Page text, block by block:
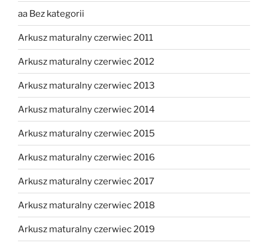
aa Bez kategorii
Arkusz maturalny czerwiec 2011
Arkusz maturalny czerwiec 2012
Arkusz maturalny czerwiec 2013
Arkusz maturalny czerwiec 2014
Arkusz maturalny czerwiec 2015
Arkusz maturalny czerwiec 2016
Arkusz maturalny czerwiec 2017
Arkusz maturalny czerwiec 2018
Arkusz maturalny czerwiec 2019